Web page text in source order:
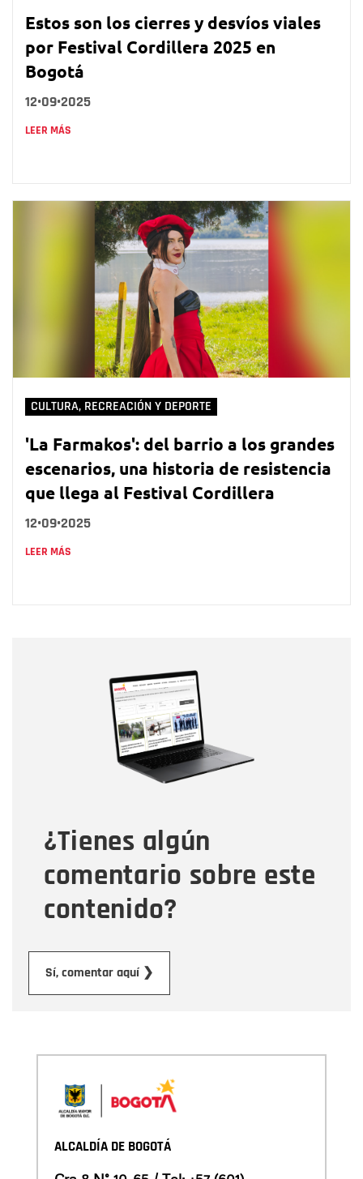
Estos son los cierres y desvíos viales
por Festival Cordillera 2025 en
Bogotá
12•09•2025
LEER MÁS
CULTURA, RECREACIÓN Y DEPORTE
'La Farmakos': del barrio a los grandes
escenarios, una historia de resistencia
que llega al Festival Cordillera
12•09•2025
LEER MÁS
¿Tienes algún
comentario sobre este
contenido?
Sí, comentar aquí ❯
Correo electrónico
Tipo de comentario
Mensaje
ALCALDÍA DE BOGOTÁ